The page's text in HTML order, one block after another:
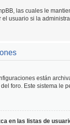
las cuales le
usuario si la
están
foro. Este sistema le
en las listas de